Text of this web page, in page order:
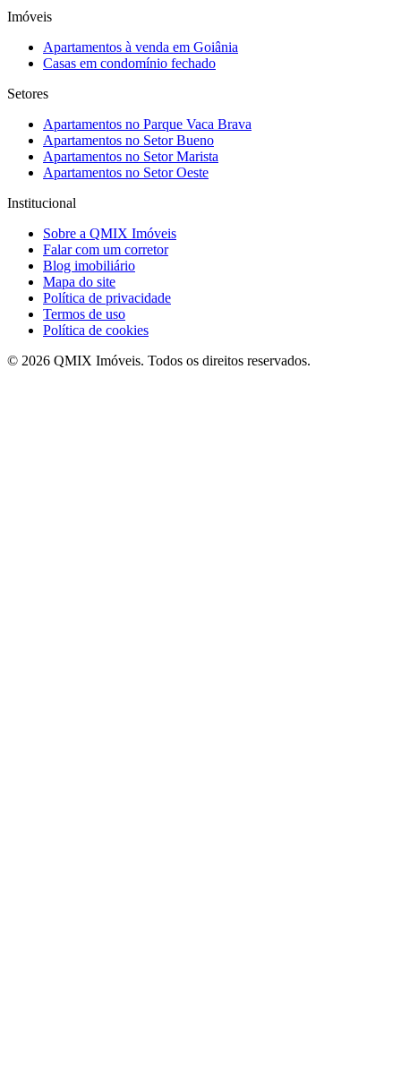
Imóveis
Apartamentos à venda em Goiânia
Casas em condomínio fechado
Setores
Apartamentos no Parque Vaca Brava
Apartamentos no Setor Bueno
Apartamentos no Setor Marista
Apartamentos no Setor Oeste
Institucional
Sobre a QMIX Imóveis
Falar com um corretor
Blog imobiliário
Mapa do site
Política de privacidade
Termos de uso
Política de cookies
© 2026 QMIX Imóveis. Todos os direitos reservados.